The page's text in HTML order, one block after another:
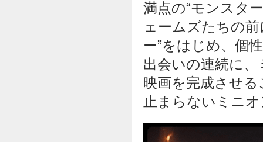
満点の“モンスタ
ェームズたちの
ー”をはじめ、個
出会いの連続に
映画を完成させ
止まらないミニ